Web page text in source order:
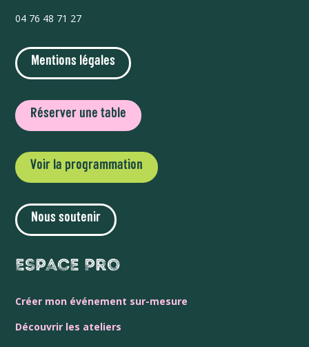
04 76 48 71 27
Mentions légales
Réserver une table
Voir la programmation
Nous soutenir
Espace Pro
Créer mon événement sur-mesure
Découvrir les ateliers